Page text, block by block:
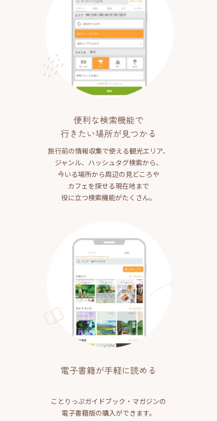
便利な検索機能で
行きたい場所が見つかる
旅行前の情報収集で使える観光エリア、
ジャンル、ハッシュタグ検索から、
今いる場所から周辺の見どころや
カフェを探せる現在地まで
役に立つ検索機能がたくさん。
電子書籍が手軽に読める
ことりっぷガイドブック・マガジンの
電子書籍版の購入ができます。